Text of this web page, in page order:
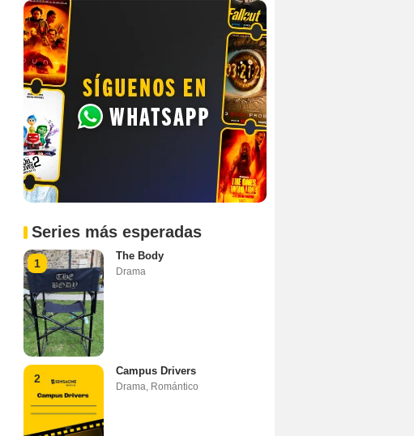
Series más esperadas
1
The Body
Drama
2
Campus Drivers
Drama Romántico